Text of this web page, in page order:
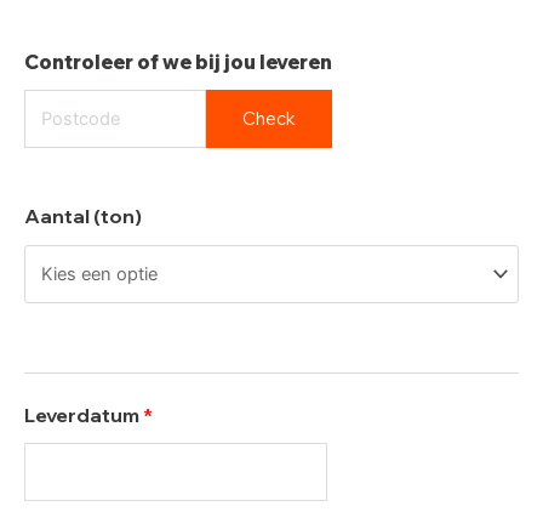
Controleer of we bij jou leveren
Check
Aantal (ton)
Leverdatum *